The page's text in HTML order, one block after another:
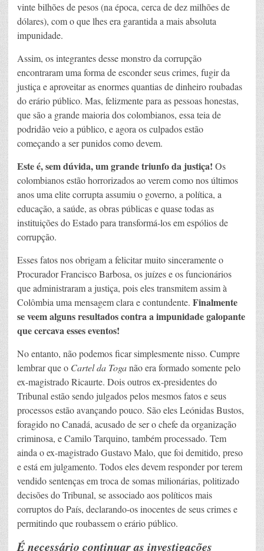
vinte bilhões de pesos (na época, cerca de dez milhões de
dólares), com o que lhes era garantida a mais absoluta
impunidade.
Assim, os integrantes desse monstro da corrupção
encontraram uma forma de esconder seus crimes, fugir da
justiça e aproveitar as enormes quantias de dinheiro roubadas
do erário público. Mas, felizmente para as pessoas honestas,
que são a grande maioria dos colombianos, essa teia de
podridão veio a público, e agora os culpados estão
começando a ser punidos como devem.
Este é, sem dúvida, um grande triunfo da justiça! Os
colombianos estão horrorizados ao verem como nos últimos
anos uma elite corrupta assumiu o governo, a política, a
educação, a saúde, as obras públicas e quase todas as
instituições do Estado para transformá-los em espólios de
corrupção.
Esses fatos nos obrigam a felicitar muito sinceramente o
Procurador Francisco Barbosa, os juízes e os funcionários
que administraram a justiça, pois eles transmitem assim à
Colômbia uma mensagem clara e contundente. Finalmente
se veem alguns resultados contra a impunidade galopante
que cercava esses eventos!
No entanto, não podemos ficar simplesmente nisso. Cumpre
lembrar que o Cartel da Toganão era formado somente pelo
ex-magistrado Ricaurte. Dois outros ex-presidentes do
Tribunal estão sendo julgados pelos mesmos fatos e seus
processos estão avançando pouco. São eles Leónidas Bustos,
foragido no Canadá, acusado de ser o chefe da organização
criminosa, e Camilo Tarquino, também processado. Tem
ainda o ex-magistrado Gustavo Malo, que foi demitido, preso
e está em julgamento. Todos eles devem responder por terem
vendido sentenças em troca de somas milionárias, politizado
decisões do Tribunal, se associado aos políticos mais
corruptos do País, declarando-os inocentes de seus crimes e
permitindo que roubassem o erário público.
É necessário continuar as investigações